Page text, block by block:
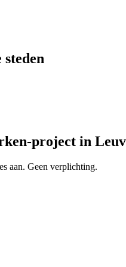
-project in
aan. Geen verplichting.